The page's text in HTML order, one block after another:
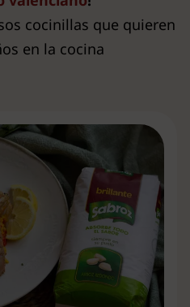
cocinillas que quieren
en la cocina